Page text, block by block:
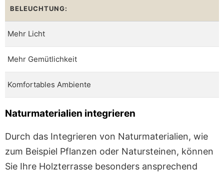
BELEUCHTUNG:
Mehr Licht
Mehr Gemütlichkeit
Komfortables Ambiente
Naturmaterialien integrieren
Durch das Integrieren von Naturmaterialien, wie
zum Beispiel Pflanzen oder Natursteinen, können
Sie Ihre Holzterrasse besonders ansprechend